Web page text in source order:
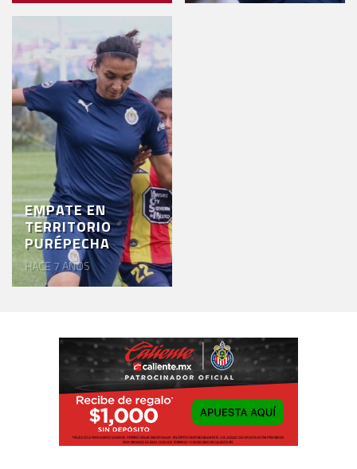
EMPATE EN
TERRITORIO
PURÉPECHA
HACE 7 AÑOS